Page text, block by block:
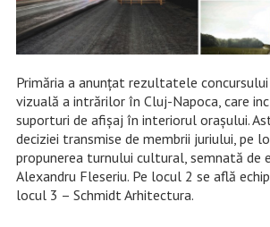
Primăria a anunțat rezultatele
vizuală a intrărilor în Cluj-Napoca, care
suporturi de afișaj în interiorul orașului.
deciziei transmise de membrii juriului, pe
propunerea turnului cultural, semnată de
Alexandru Fleseriu. Pe locul 2 se află
locul 3 – Schmidt Arhitectura.